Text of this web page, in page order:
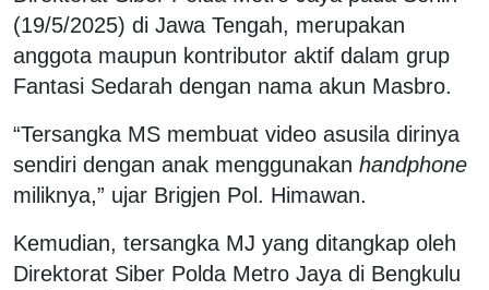
(19/5/2025) di Jawa Tengah, merupakan
anggota maupun kontributor aktif dalam grup
Fantasi Sedarah dengan nama akun Masbro.
“Tersangka MS membuat video asusila dirinya
sendiri dengan anak menggunakan handphone
miliknya,” ujar Brigjen Pol. Himawan.
Kemudian, tersangka MJ yang ditangkap oleh
Direktorat Siber Polda Metro Jaya di Bengkulu